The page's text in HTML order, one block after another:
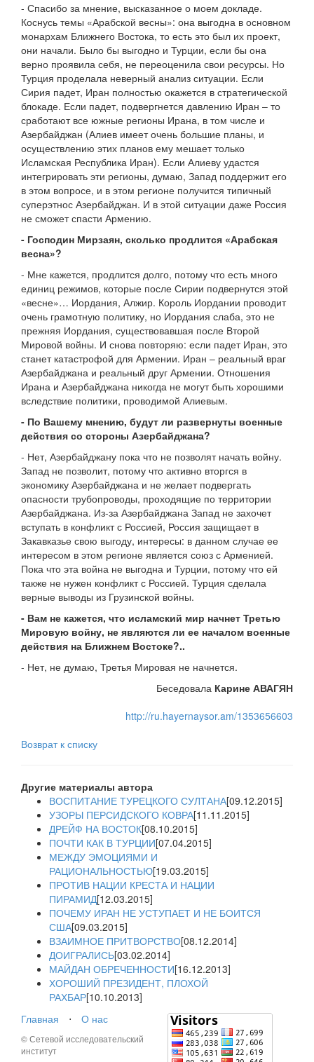
- Спасибо за мнение, высказанное о моем докладе.
Коснусь темы «Арабской весны»: она выгодна в основном
монархам Ближнего Востока, то есть это был их проект,
они начали. Было бы выгодно и Турции, если бы она
верно проявила себя, не переоценила свои ресурсы. Но
Турция проделала неверный анализ ситуации. Если
Сирия падет, Иран полностью окажется в стратегической
блокаде. Если падет, подвергнется давлению Иран – то
сработают все южные регионы Ирана, в том числе и
Азербайджан (Алиев имеет очень большие планы, и
осуществлению этих планов ему мешает только
Исламская Республика Иран). Если Алиеву удастся
интегрировать эти регионы, думаю, Запад поддержит его
в этом вопросе, и в этом регионе получится типичный
суперэтнос Азербайджан. И в этой ситуации даже Россия
не сможет спасти Армению.
- Господин Мирзаян, сколько продлится «Арабская
весна»?
- Мне кажется, продлится долго, потому что есть много
единиц режимов, которые после Сирии подвернутся этой
«весне»… Иордания, Алжир. Король Иордании проводит
очень грамотную политику, но Иордания слаба, это не
прежняя Иордания, существовавшая после Второй
Мировой войны. И снова повторяю: если падет Иран, это
станет катастрофой для Армении. Иран – реальный враг
Азербайджана и реальный друг Армении. Отношения
Ирана и Азербайджана никогда не могут быть хорошими
вследствие политики, проводимой Алиевым.
- По Вашему мнению, будут ли развернуты военные
действия со стороны Азербайджана?
- Нет, Азербайджану пока что не позволят начать войну.
Запад не позволит, потому что активно вторгся в
экономику Азербайджана и не желает подвергать
опасности трубопроводы, проходящие по территории
Азербайджана. Из-за Азербайджана Запад не захочет
вступать в конфликт с Россией, Россия защищает в
Закавказье свою выгоду, интересы: в данном случае ее
интересом в этом регионе является союз с Арменией.
Пока что эта война не выгодна и Турции, потому что ей
также не нужен конфликт с Россией. Турция сделала
верные выводы из Грузинской войны.
- Вам не кажется, что исламский мир начнет Третью
Мировую войну, не являются ли ее началом военные
действия на Ближнем Востоке?..
- Нет, не думаю, Третья Мировая не начнется.
Беседовала Карине АВАГЯН
http://ru.hayernaysor.am/1353656603
Возврат к списку
Другие материалы автора
ВОСПИТАНИЕ ТУРЕЦКОГО СУЛТАНА[09.12.2015]
УЗОРЫ ПЕРСИДСКОГО КОВРА[11.11.2015]
ДРЕЙФ НА ВОСТОК[08.10.2015]
ПОЧТИ КАК В ТУРЦИИ[07.04.2015]
МЕЖДУ ЭМОЦИЯМИ И
РАЦИОНАЛЬНОСТЬЮ[19.03.2015]
ПРОТИВ НАЦИИ КРЕСТА И НАЦИИ
ПИРАМИД[12.03.2015]
ПОЧЕМУ ИРАН НЕ УСТУПАЕТ И НЕ БОИТСЯ
США[09.03.2015]
ВЗАИМНОЕ ПРИТВОРСТВО[08.12.2014]
ДОИГРАЛИСЬ[03.02.2014]
МАЙДАН ОБРЕЧЕННОСТИ[16.12.2013]
ХОРОШИЙ ПРЕЗИДЕНТ, ПЛОХОЙ
РАХБАР[10.10.2013]
Главная
⋅ О нас
© Сетевой исследовательский
институт